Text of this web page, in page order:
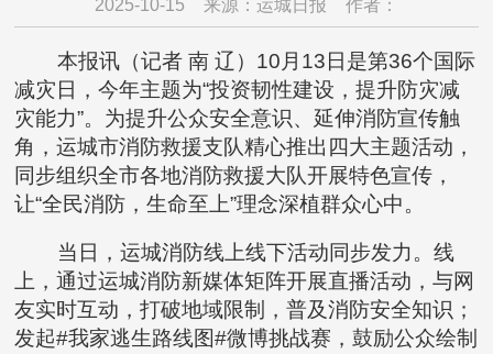
2025-10-15 来源：运城日报 作者：
本报讯（记者 南 辽）10月13日是第36个国际
减灾日，今年主题为“投资韧性建设，提升防灾减
灾能力”。为提升公众安全意识、延伸消防宣传触
角，运城市消防救援支队精心推出四大主题活动，
同步组织全市各地消防救援大队开展特色宣传，
让“全民消防，生命至上”理念深植群众心中。
当日，运城消防线上线下活动同步发力。线
上，通过运城消防新媒体矩阵开展直播活动，与网
友实时互动，打破地域限制，普及消防安全知识；
发起#我家逃生路线图#微博挑战赛，鼓励公众绘制